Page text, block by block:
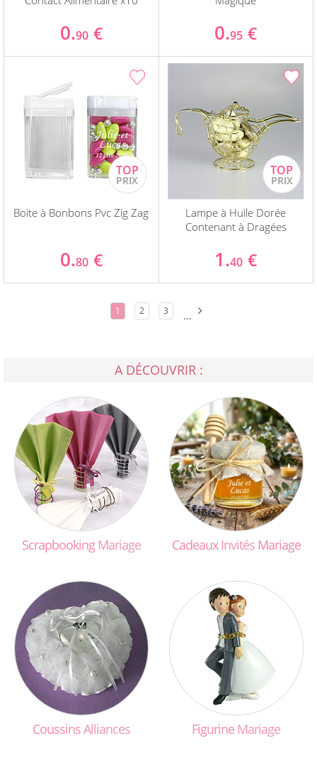
0.90 € 0.95 €
Boite à Bonbons Pvc Zig Zag
0.80 €
Lampe à Huile Dorée
Contenant à Dragées
1.40 €
1 2 3 ...
A DÉCOUVRIR :
ScrapbookingMariage CadeauxInvitésMariage
CoussinsAlliances Figurine Mariage